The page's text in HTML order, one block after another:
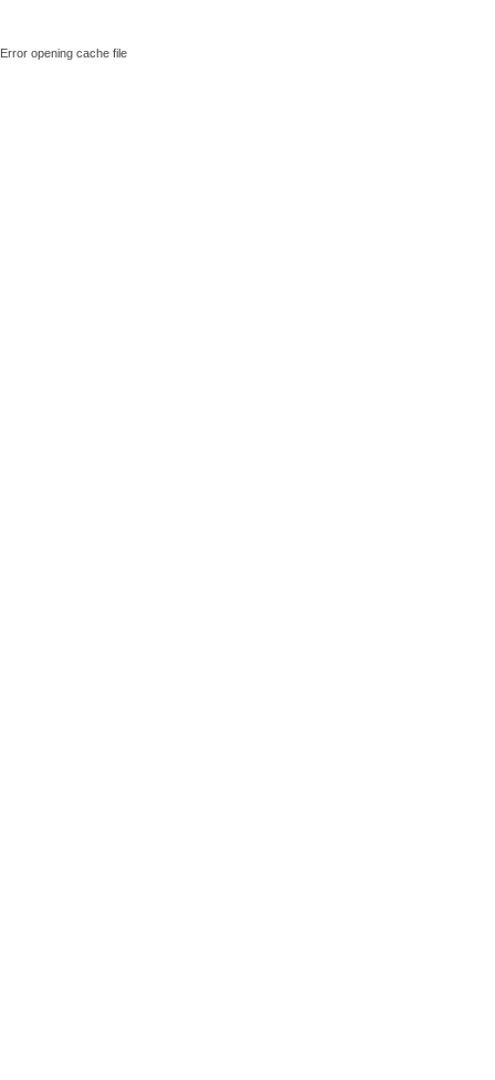
Error opening cache file